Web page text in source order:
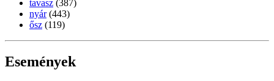
tavasz (387)
nyár (443)
ősz (119)
Események